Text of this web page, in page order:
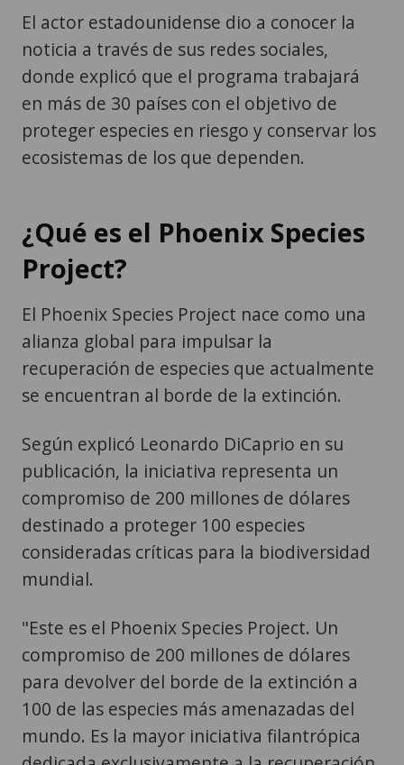
El actor estadounidense dio a conocer la
noticia a través de sus redes sociales,
donde explicó que el programa trabajará
en más de 30 países con el objetivo de
proteger especies en riesgo y conservar los
ecosistemas de los que dependen.
¿Qué es el Phoenix Species
Project?
El Phoenix Species Project nace como una
alianza global para impulsar la
recuperación de especies que actualmente
se encuentran al borde de la extinción.
Según explicó Leonardo DiCaprio en su
publicación, la iniciativa representa un
compromiso de 200 millones de dólares
destinado a proteger 100 especies
consideradas críticas para la biodiversidad
mundial.
"Este es el Phoenix Species Project. Un
compromiso de 200 millones de dólares
para devolver del borde de la extinción a
100 de las especies más amenazadas del
mundo. Es la mayor iniciativa filantrópica